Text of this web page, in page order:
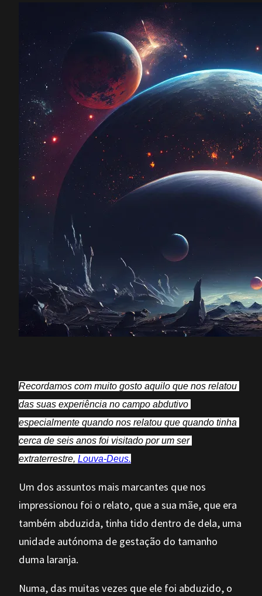
Recordamos com muito gosto aquilo que nos relatou
das suas experiência no campo abdutivo
especialmente quando nos relatou que quando tinha
cerca de seis anos foi visitado por um ser
extraterrestre, Louva-Deus.
Um dos assuntos mais marcantes que nos
impressionou foi o relato, que a sua mãe, que era
também abduzida, tinha tido dentro de dela, uma
unidade autónoma de gestação do tamanho
duma laranja.
Numa, das muitas vezes que ele foi abduzido, o